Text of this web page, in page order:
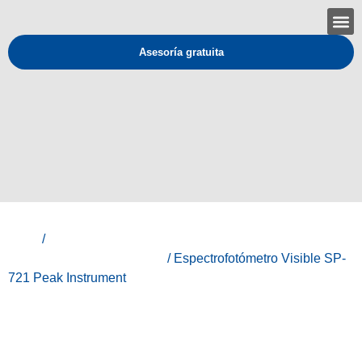
Asesoría gratuita
/
/ Espectrofotómetro Visible SP-
721 Peak Instrument